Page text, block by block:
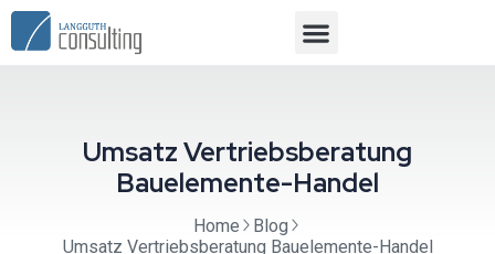
Umsatz Vertriebsberatung
Bauelemente-Handel
Home
Blog
Umsatz Vertriebsberatung Bauelemente-Handel